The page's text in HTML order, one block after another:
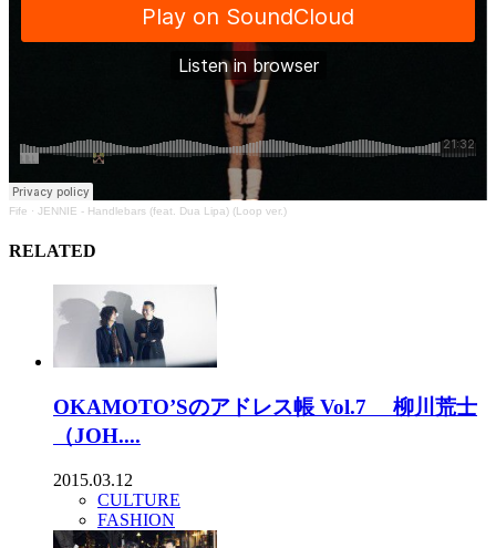
Fife · JENNIE - Handlebars (feat. Dua Lipa) (Loop ver.)
RELATED
OKAMOTO’Sのアドレス帳 Vol.7 柳川荒士
（JOH....
2015.03.12
CULTURE
FASHION